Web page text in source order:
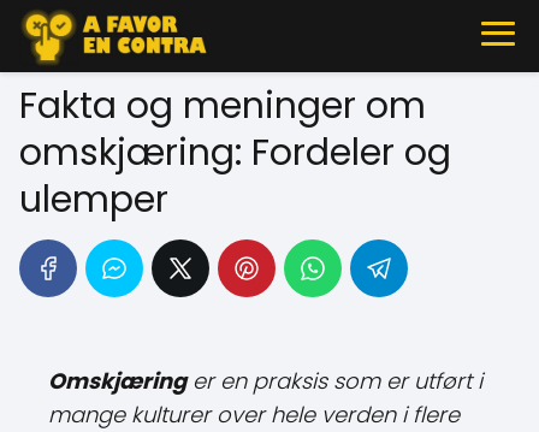
Fakta og meninger om
omskjæring: Fordeler og
ulemper
Omskjæringer en praksis som er utført i
mange kulturer over hele verden i flere